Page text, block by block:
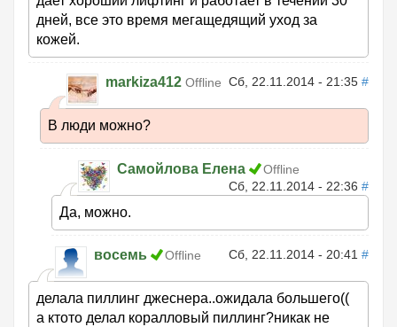
дней, все это время мегащедящий уход за
кожей.
markiza412 Offline Сб, 22.11.2014 - 21:35 #
В люди можно?
Самойлова Елена
Offline
Сб, 22.11.2014 - 22:36 #
Да, можно.
восемь Offline Сб, 22.11.2014 - 20:41 #
делала пиллинг джеснера..ожидала большего((
а ктото делал коралловый пиллинг?никак не